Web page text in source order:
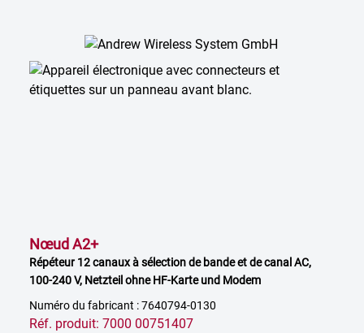
Nœud A2+
Répéteur 12 canaux à sélection de bande et de canal AC,
100-240 V, Netzteil ohne HF-Karte und Modem
Numéro du fabricant : 7640794-0130
Réf. produit: 7000 00751407